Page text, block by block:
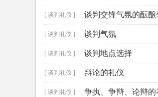
[ 谈判礼仪 ] 谈判交锋气氛的酝酿
[ 谈判礼仪 ] 谈判气氛
[ 谈判礼仪 ] 谈判地点选择
[ 谈判礼仪 ] 辩论的礼仪
[ 谈判礼仪 ] 争执、争辩、论辩的